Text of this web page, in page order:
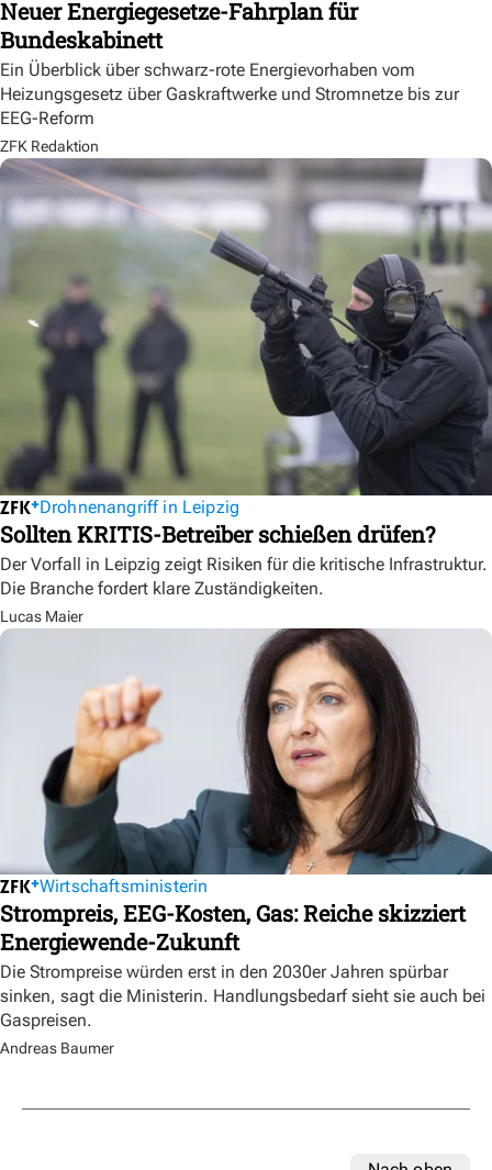
Neuer Energiegesetze-Fahrplan für
Bundeskabinett
Ein Überblick über schwarz-rote Energievorhaben vom
Heizungsgesetz über Gaskraftwerke und Stromnetze bis zur
EEG-Reform
ZFK Redaktion
Drohnenangriff in Leipzig
Sollten KRITIS-Betreiber schießen drüfen?
Der Vorfall in Leipzig zeigt Risiken für die kritische Infrastruktur.
Die Branche fordert klare Zuständigkeiten.
Lucas Maier
Wirtschaftsministerin
Strompreis, EEG-Kosten, Gas: Reiche skizziert
Energiewende-Zukunft
Die Strompreise würden erst in den 2030er Jahren spürbar
sinken, sagt die Ministerin. Handlungsbedarf sieht sie auch bei
Gaspreisen.
Andreas Baumer